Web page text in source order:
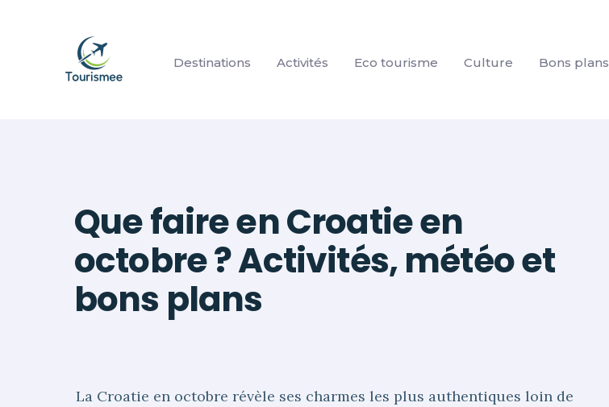
Destinations Activités Eco tourisme Culture Bons plans
Que faire en Croatie en
octobre ? Activités, météo et
bons plans
La Croatie en octobre révèle ses charmes les plus authentiques loin de